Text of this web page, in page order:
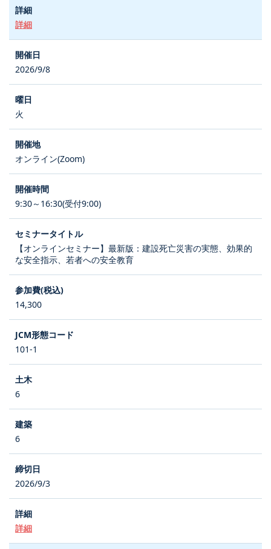
詳細
2026/9/8
火
オンライン(Zoom)
9:30～16:30(受付9:00)
【オンラインセミナー】最新版：建設死亡災害の実態、効果的
な安全指示、若者への安全教育
14,300
101-1
6
6
2026/9/3
詳細